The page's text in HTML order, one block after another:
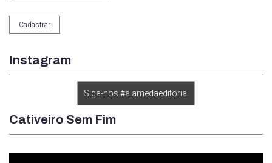
Instagram
Siga-nos #alamedaeditorial
Cativeiro Sem Fim